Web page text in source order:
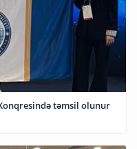
təmsil olunur